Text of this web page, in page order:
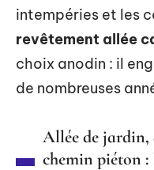
intempéries et les
revêtement allée
choix anodin : il
de nombreuses
Allée de jardin,
chemin piéton :